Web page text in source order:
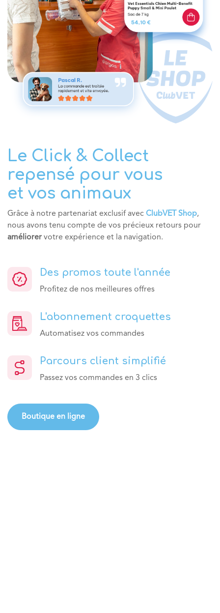
Le Click & Collect
repensé pour vous
et vos animaux
Grâce à notre partenariat exclusif avec ClubVET Shop,
nous avons tenu compte de vos précieux retours pour
améliorer votre expérience et la navigation.
Des promos toute l'année
Profitez de nos meilleures offres
L'abonnement croquettes
Automatisez vos commandes
Parcours client simplifié
Passez vos commandes en 3 clics
Boutique en ligne